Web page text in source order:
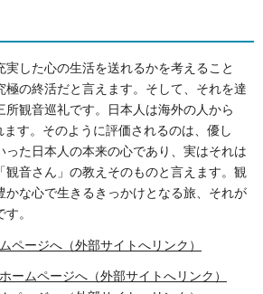
実した心の生活を送れるかを考えること
極の終活だと言えます。そして、それを達
所観音巡礼です。日本人は海外の人から
ます。そのように評価されるのは、優し
った日本人の本来の心であり、実はそれは
観音さん」の教えそのものと言えます。観
かな心で生きるきっかけとなる旅、それが
。
ページへ（外部サイトへリンク）
ームページへ（外部サイトへリンク）